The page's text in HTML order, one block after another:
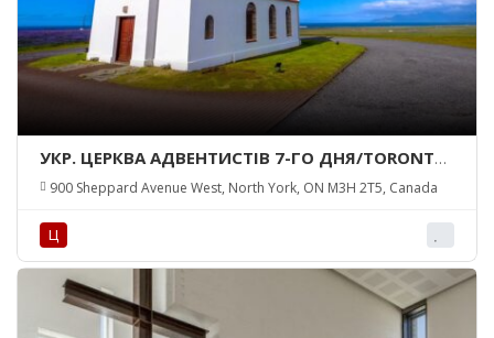
УКР. ЦЕРКВА АДВЕНТИСТІВ 7-ГО ДНЯ/TORONTO
UKRAINIAN ADVENTIST CHURCH
900 Sheppard Avenue West, North York, ON M3H 2T5, Canada
Ц